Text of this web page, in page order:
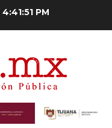
4:41:52 PM